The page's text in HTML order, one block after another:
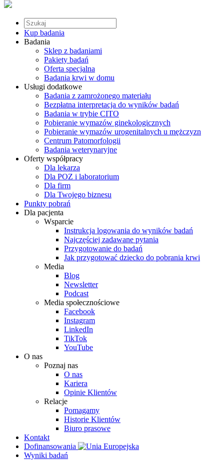
Kup badania
Badania
Sklep z badaniami
Pakiety badań
Oferta specjalna
Badania krwi w domu
Usługi dodatkowe
Badania z zamrożonego materiału
Bezpłatna interpretacja do wyników badań
Badania w trybie CITO
Pobieranie wymazów ginekologicznych
Pobieranie wymazów urogenitalnych u mężczyzn
Centrum Patomorfologii
Badania weterynaryjne
Oferty współpracy
Dla lekarza
Dla POZ i laboratorium
Dla firm
Dla Twojego biznesu
Punkty pobrań
Dla pacjenta
Wsparcie
Instrukcja logowania do wyników badań
Najczęściej zadawane pytania
Przygotowanie do badań
Jak przygotować dziecko do pobrania krwi
Media
Blog
Newsletter
Podcast
Media społecznościowe
Facebook
Instagram
LinkedIn
TikTok
YouTube
O nas
Poznaj nas
O nas
Kariera
Opinie Klientów
Relacje
Pomagamy
Historie Klientów
Biuro prasowe
Kontakt
Dofinansowania
Wyniki badań